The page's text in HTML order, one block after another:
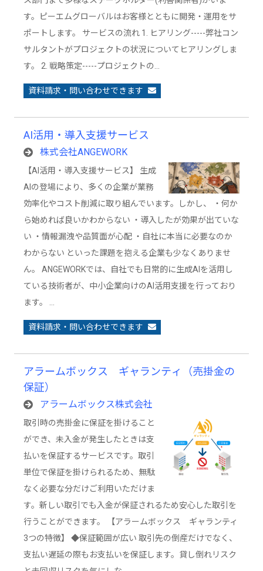
す。ピーエムグローバルはお客様とともに開発・運用をサ
ポートします。 サービスの流れ 1. ヒアリング-----弊社コン
サルタントがプロジェクトの状況についてヒアリングしま
す。 2. 戦略策定-----プロジェクトの…
資料請求・問い合わせできます
AI活用・導入支援サービス
株式会社ANGEWORK
【AI活用・導入支援サービス】 生成
AIの登場により、多くの企業が業務
効率化やコスト削減に取り組んでいます。しかし、 ・何か
ら始めれば良いかわからない ・導入したが効果が出ていな
い ・情報漏洩や品質面が心配 ・自社に本当に必要なのか
わからない といった課題を抱える企業も少なくありませ
ん。 ANGEWORKでは、自社でも日常的に生成AIを活用し
ている技術者が、中小企業向けのAI活用支援を行っており
ます。 …
資料請求・問い合わせできます
アラームボックス ギャランティ（売掛金の
保証）
アラームボックス株式会社
取引時の売掛金に保証を掛けること
ができ、未入金が発生したときは支
払いを保証するサービスです。取引
単位で保証を掛けられるため、無駄
なく必要な分だけご利用いただけま
す。新しい取引でも入金が保証されるため安心した取引を
行うことができます。 【アラームボックス ギャランティ
3つの特徴】 ◆保証範囲が広い 取引先の倒産だけでなく、
支払い遅延の際もお支払いを保証します。貸し倒れリスク